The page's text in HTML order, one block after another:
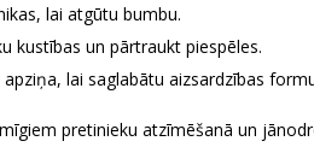
lai atgūtu bumbu.
kustības un pārtraukt piespēles.
lai saglabātu aizsardzības
pretinieku atzīmēšanā un